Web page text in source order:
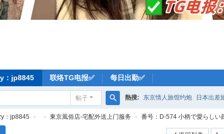
：jp8845 联络TG电报✅ 每日出勤✅
帖子
搜
熱搜: 东京情人旅馆约炮 日本出差
：jp8845 › › 東京風俗店-宅配外送上门服务 › 番号：D-574 小柄で愛らしい